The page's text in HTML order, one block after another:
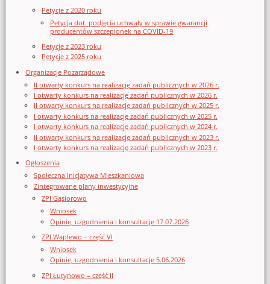
Petycje z 2020 roku
Petycja dot. podjęcia uchwały w sprawie gwarancji
producentów szczepionek na COVID-19
Petycje z 2023 roku
Petycje z 2025 roku
Organizacje Pozarządowe
II otwarty konkurs na realizację zadań publicznych w 2026 r.
I otwarty konkurs na realizację zadań publicznych w 2026 r.
II otwarty konkurs na realizację zadań publicznych w 2025 r.
I otwarty konkurs na realizację zadań publicznych w 2025 r.
I otwarty konkurs na realizację zadań publicznych w 2024 r.
II otwarty konkurs na realizację zadań publicznych w 2023 r.
I otwarty konkurs na realizację zadań publicznych w 2023 r.
Ogłoszenia
Społeczna Inicjatywa Mieszkaniowa
Zintegrowane plany inwestycyjne
ZPI Gąsiorowo
Wniosek
Opinie, uzgodnienia i konsultacje 17.07.2026
ZPI Waplewo – część VI
Wniosek
Opinie, uzgodnienia i konsultacje 5.06.2026
ZPI Łutynowo – część II